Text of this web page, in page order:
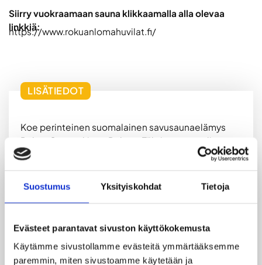
Suostumus Yksityiskohdat Tietoja
Evästeet parantavat sivuston käyttökokemusta
Käytämme sivustollamme evästeitä ymmärtääksemme
paremmin, miten sivustoamme käytetään ja
Siirry vuokraamaan sauna klikkaamalla alla olevaa
linkkiä:
https://www.rokuanlomahuvilat.fi/
LISÄTIEDOT
Koe perinteinen suomalainen savusaunaelämys
Rokua Geoparkissa. Rokuan Tähtisavu on valittu
vuonna 2014 Suomen parhaaksi savusaunaksi!
perinteiden mukaisesti pitkään ja hartaasti.
Savusaunan iso kiuas antaa hyvät, happirikkaat ja
Löylyistä kuuluu nauttia pitkään, ja kerran jos
toisenkin. Välillä voi rentoutua kylpypaljun
lämmössä tai talviaikaan vilvoitella lumihangessa.